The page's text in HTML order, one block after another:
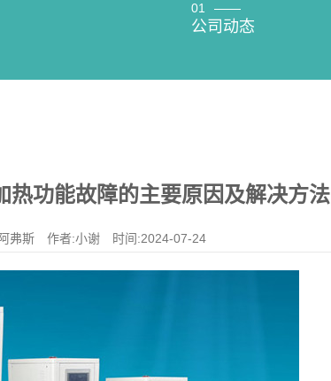
01
公司动态
热功能故障的主要原因及解决方法
弗斯 作者:小谢 时间:2024-07-24